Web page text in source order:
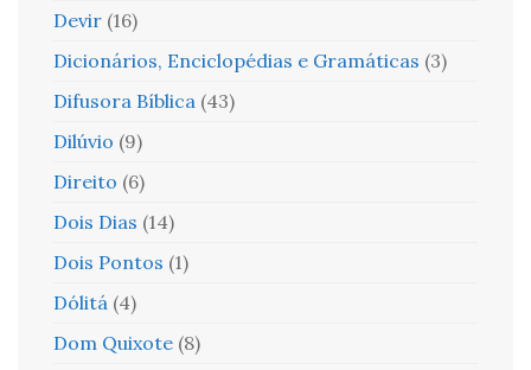
Devir (16)
Dicionários, Enciclopédias e Gramáticas (3)
Difusora Bíblica (43)
Dilúvio (9)
Direito (6)
Dois Dias (14)
Dois Pontos (1)
Dólitá (4)
Dom Quixote (8)